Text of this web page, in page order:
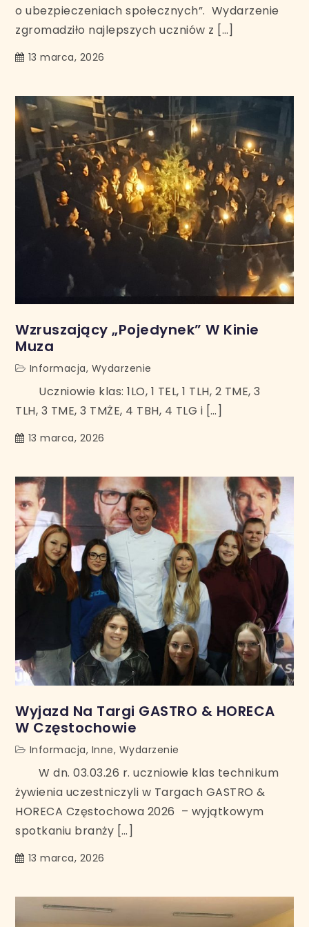
o ubezpieczeniach społecznych”. Wydarzenie
zgromadziło najlepszych uczniów z […]
13 marca, 2026
Wzruszający „Pojedynek” W Kinie
Muza
Informacja, Wydarzenie
Uczniowie klas: 1LO, 1 TEL, 1 TLH, 2 TME, 3
TLH, 3 TME, 3 TMŻE, 4 TBH, 4 TLG i […]
13 marca, 2026
Wyjazd Na Targi GASTRO & HORECA
W Częstochowie
Informacja, Inne, Wydarzenie
W dn. 03.03.26 r. uczniowie klas technikum
żywienia uczestniczyli w Targach GASTRO &
HORECA Częstochowa 2026 – wyjątkowym
spotkaniu branży […]
13 marca, 2026